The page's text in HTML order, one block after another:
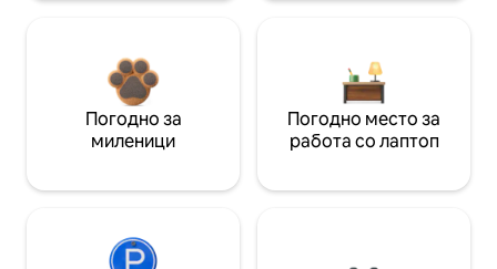
Погодно за
миленици
Погодно место за
работа со лаптоп